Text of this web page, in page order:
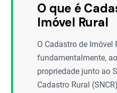
O que é
Imóvel Rural
O Cadastro de Imóvel
fundamentalmente,
propriedade junto ao
Cadastro Rural